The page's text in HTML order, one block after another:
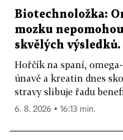
Biotechnoložka:
mozku
skvělých
Hořčík na spaní,
únavě a kreatin dnes
stravy slibuje řadu
6. 8. 2026 ▪ 16:13 min.